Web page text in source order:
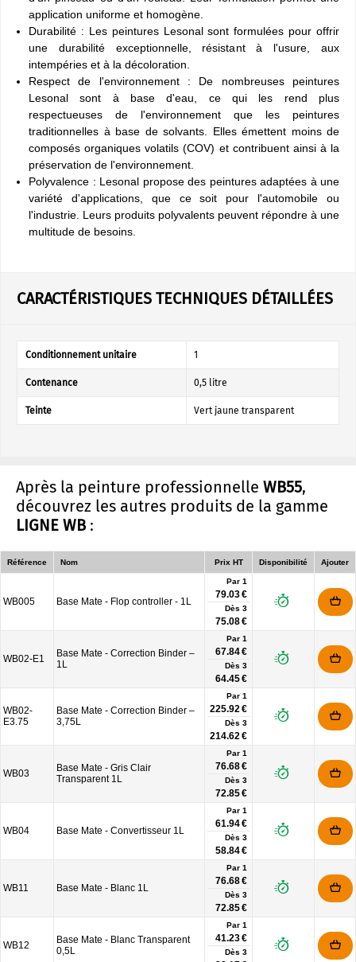
application uniforme et homogène.
Durabilité : Les peintures Lesonal sont formulées pour offrir
une durabilité exceptionnelle, résistant à l'usure, aux
intempéries et à la décoloration.
Respect de l'environnement : De nombreuses peintures
Lesonal sont à base d'eau, ce qui les rend plus
respectueuses de l'environnement que les peintures
traditionnelles à base de solvants. Elles émettent moins de
composés organiques volatils (COV) et contribuent ainsi à la
préservation de l'environnement.
Polyvalence : Lesonal propose des peintures adaptées à une
variété d'applications, que ce soit pour l'automobile ou
l'industrie. Leurs produits polyvalents peuvent répondre à une
multitude de besoins.
CARACTÉRISTIQUES TECHNIQUES DÉTAILLÉES
Conditionnement unitaire 1
Contenance 0,5 litre
Teinte Vert jaune transparent
Après la peinture professionnelle WB55,
découvrez les autres produits de la gamme
LIGNE WB :
Référence Nom Prix HT Disponibilité Ajouter
WB005 Base Mate - Flop controller - 1L
Par 1
79.03 €
Dès 3
75.08 €
WB02-E1
Base Mate - Correction Binder –
1L
Par 1
67.84 €
Dès 3
64.45 €
WB02-
E3.75
Base Mate - Correction Binder –
3,75L
Par 1
225.92 €
Dès 3
214.62 €
WB03
Base Mate - Gris Clair
Transparent 1L
Par 1
76.68 €
Dès 3
72.85 €
WB04 Base Mate - Convertisseur 1L
Par 1
61.94 €
Dès 3
58.84 €
WB11 Base Mate - Blanc 1L
Par 1
76.68 €
Dès 3
72.85 €
WB12
Base Mate - Blanc Transparent
0,5L
Par 1
41.23 €
Dès 3